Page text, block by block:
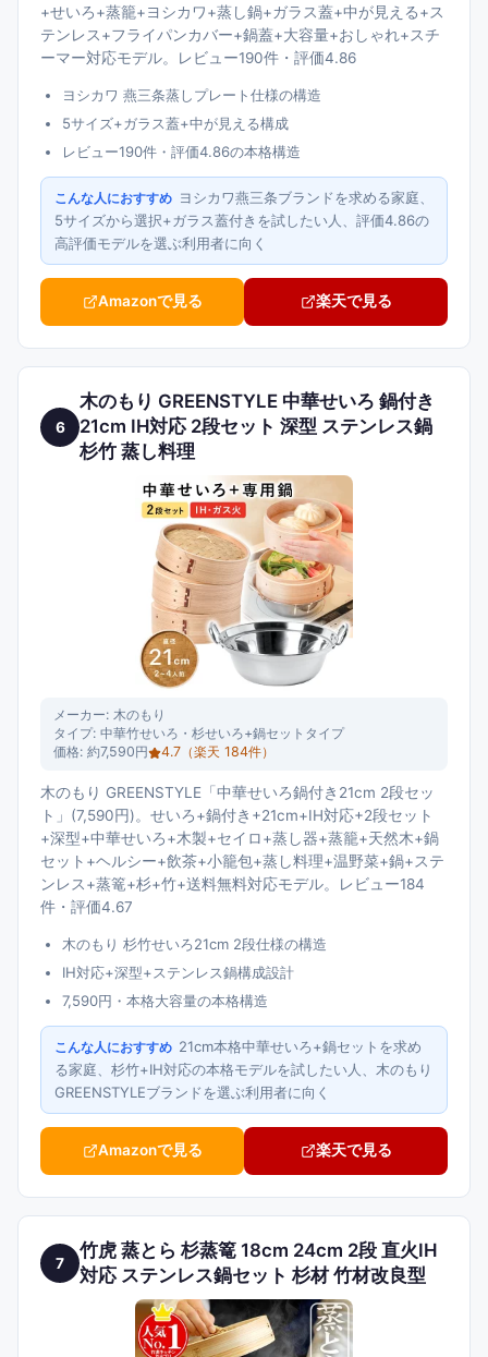
+せいろ+蒸籠+ヨシカワ+蒸し鍋+ガラス蓋+中が見える+ス
テンレス+フライパンカバー+鍋蓋+大容量+おしゃれ+スチ
ーマー対応モデル。レビュー190件・評価4.86
ヨシカワ 燕三条蒸しプレート仕様の構造
5サイズ+ガラス蓋+中が見える構成
レビュー190件・評価4.86の本格構造
こんな人におすすめ ヨシカワ燕三条ブランドを求める家庭、
5サイズから選択+ガラス蓋付きを試したい人、評価4.86の
高評価モデルを選ぶ利用者に向く
Amazonで見る 楽天で見る
6
木のもり GREENSTYLE 中華せいろ 鍋付き
21cm IH対応 2段セット 深型 ステンレス鍋
杉竹 蒸し料理
メーカー: 木のもり
タイプ: 中華竹せいろ・杉せいろ+鍋セットタイプ
価格: 約7,590円 4.7 （楽天 184件）
木のもり GREENSTYLE「中華せいろ鍋付き21cm 2段セッ
ト」(7,590円)。せいろ+鍋付き+21cm+IH対応+2段セット
+深型+中華せいろ+木製+セイロ+蒸し器+蒸籠+天然木+鍋
セット+ヘルシー+飲茶+小籠包+蒸し料理+温野菜+鍋+ステ
ンレス+蒸篭+杉+竹+送料無料対応モデル。レビュー184
件・評価4.67
木のもり 杉竹せいろ21cm 2段仕様の構造
IH対応+深型+ステンレス鍋構成設計
7,590円・本格大容量の本格構造
こんな人におすすめ 21cm本格中華せいろ+鍋セットを求め
る家庭、杉竹+IH対応の本格モデルを試したい人、木のもり
GREENSTYLEブランドを選ぶ利用者に向く
Amazonで見る 楽天で見る
7
竹虎 蒸とら 杉蒸篭 18cm 24cm 2段 直火IH
対応 ステンレス鍋セット 杉材 竹材改良型